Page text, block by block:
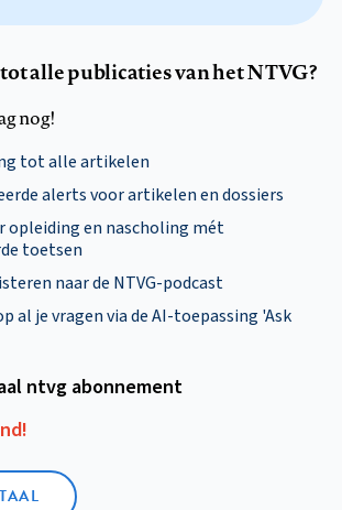
alle publicaties van het NTVG?
nog!
tot alle artikelen
alerts voor artikelen en dossiers
opleiding en nascholing mét
toetsen
naar de NTVG-podcast
al je vragen via de AI-toepassing 'Ask
ntvg abonnement